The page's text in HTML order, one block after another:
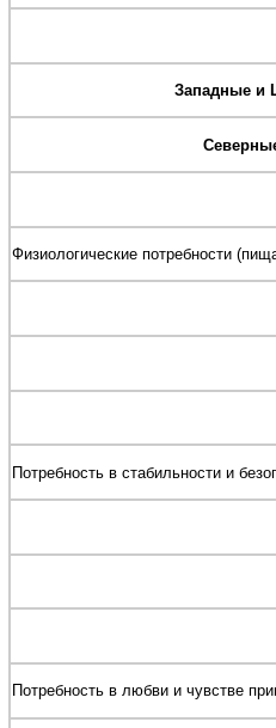
Западные и
Физиологические потребности
Потребность в стабильности и
Потребность в любви и чувстве